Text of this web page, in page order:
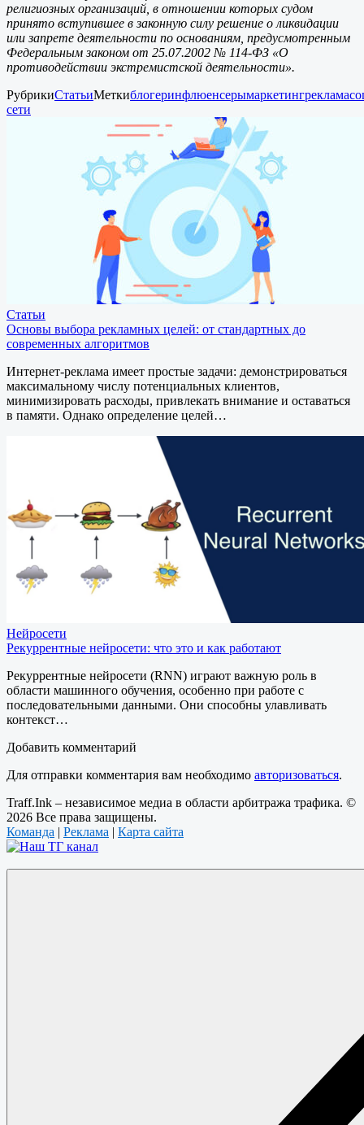
религиозных организаций, в отношении которых судом
принято вступившее в законную силу решение о ликвидации
или запрете деятельности по основаниям, предусмотренным
Федеральным законом от 25.07.2002 № 114-ФЗ «О
противодействии экстремистской деятельности».
РубрикиСтатьиМеткиблогеринфлюенсерымаркетингреклама
сети
Статьи
Основы выбора рекламных целей: от стандартных до
современных алгоритмов
Интернет-реклама имеет простые задачи: демонстрироваться
максимальному числу потенциальных клиентов,
минимизировать расходы, привлекать внимание и оставаться
в памяти. Однако определение целей…
Нейросети
Рекуррентные нейросети: что это и как работают
Рекуррентные нейросети (RNN) играют важную роль в
области машинного обучения, особенно при работе с
последовательными данными. Они способны улавливать
контекст…
Добавить комментарий
Для отправки комментария вам необходимо авторизоваться.
Traff.Ink – независимое медиа в области арбитража трафика. ©
2026 Все права защищены.
Команда | Реклама | Карта сайта